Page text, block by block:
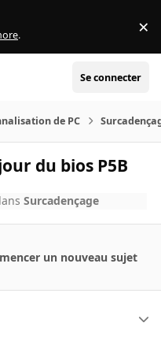
. ×
Se connecter
de PC
du bios P5B
Surcadençage
un nouveau sujet